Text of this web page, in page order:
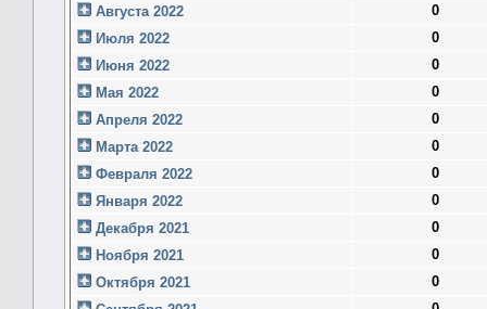
Августа 2022
0
Июля 2022
0
Июня 2022
0
Мая 2022
0
Апреля 2022
0
Марта 2022
0
Февраля 2022
0
Января 2022
0
Декабря 2021
0
Ноября 2021
0
Октября 2021
0